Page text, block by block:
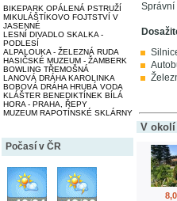
BIKEPARK OPÁLENÁ PSTRUŽÍ
MIKULÁŠTÍKOVO FOJTSTVÍ V
JASENNÉ
LESNÍ DIVADLO SKALKA -
PODLESÍ
ALPALOUKA - ŽELEZNÁ RUDA
HASIČSKÉ MUZEUM - ŽAMBERK
BOWLING TŘEMOŠNÁ
LANOVÁ DRÁHA KAROLINKA
BOBOVÁ DRÁHA HRUBÁ VODA
KLÁŠTER BENEDIKTÍNEK BÍLÁ
HORA - PRAHA, ŘEPY
MUZEUM RAPOTÍNSKÉ SKLÁRNY
Počasí v ČR
Správní
V okolí